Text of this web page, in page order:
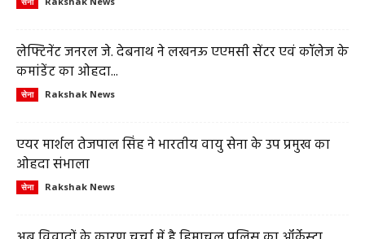
लेफ्टिनेंट जनरल जे. देबनाथ ने लखनऊ एएमसी सेंटर एवं कॉलेज के
कमांडेंट का ओहदा...
सेना Rakshak News
एयर मार्शल तेजपाल सिंह ने भारतीय वायु सेना के उप प्रमुख का
ओहदा संभाला
सेना Rakshak News